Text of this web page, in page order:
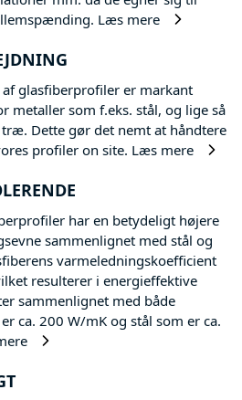
Læs mere
glasfiberprofiler er markant
metaller som f.eks. stål, og lige så
Dette gør det nemt at håndtere
profiler on site. Læs mere
har en betydeligt højere
sammenlignet med stål og
varmeledningskoefficient
resulterer i energieffektive
sammenlignet med både
ca. 200 W/mK og stål som er ca.